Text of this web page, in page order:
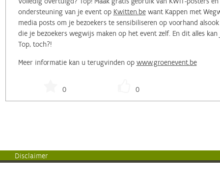
ondersteuning van je event op Kwitten.bewant Kappen met
media posts om je bezoekers te sensibiliseren op voorhand
die je bezoekers wegwijs maken op het event zelf. En dit alles
Top, toch?!
Meer informatie kan u terugvinden op www.groenevent.be
0 0
Disclaimer